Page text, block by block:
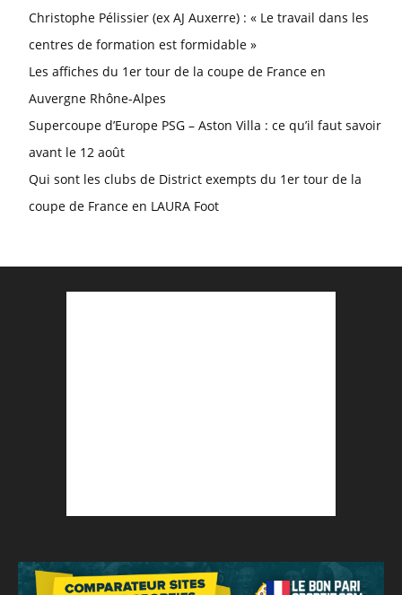
Christophe Pélissier (ex AJ Auxerre) : « Le travail dans les
centres de formation est formidable »
Les affiches du 1er tour de la coupe de France en
Auvergne Rhône-Alpes
Supercoupe d’Europe PSG – Aston Villa : ce qu’il faut savoir
avant le 12 août
Qui sont les clubs de District exempts du 1er tour de la
coupe de France en LAURA Foot